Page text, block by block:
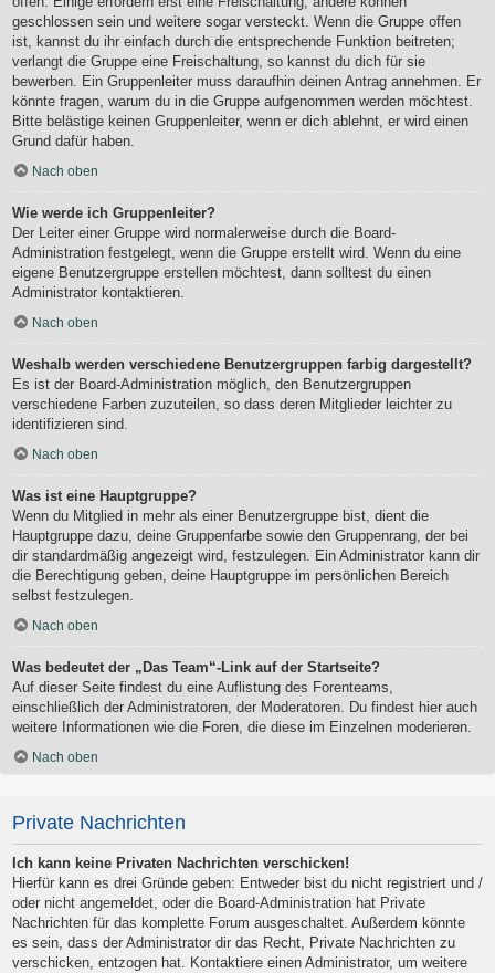
geschlossen sein und weitere sogar versteckt. Wenn die Gruppe offen
ist, kannst du ihr einfach durch die entsprechende Funktion beitreten;
verlangt die Gruppe eine Freischaltung, so kannst du dich für sie
bewerben. Ein Gruppenleiter muss daraufhin deinen Antrag annehmen. Er
könnte fragen, warum du in die Gruppe aufgenommen werden möchtest.
Bitte belästige keinen Gruppenleiter, wenn er dich ablehnt, er wird einen
Grund dafür haben.
Nach oben
Wie werde ich Gruppenleiter?
Der Leiter einer Gruppe wird normalerweise durch die Board-
Administration festgelegt, wenn die Gruppe erstellt wird. Wenn du eine
eigene Benutzergruppe erstellen möchtest, dann solltest du einen
Administrator kontaktieren.
Nach oben
Weshalb werden verschiedene Benutzergruppen farbig dargestellt?
Es ist der Board-Administration möglich, den Benutzergruppen
verschiedene Farben zuzuteilen, so dass deren Mitglieder leichter zu
identifizieren sind.
Nach oben
Was ist eine Hauptgruppe?
Wenn du Mitglied in mehr als einer Benutzergruppe bist, dient die
Hauptgruppe dazu, deine Gruppenfarbe sowie den Gruppenrang, der bei
dir standardmäßig angezeigt wird, festzulegen. Ein Administrator kann dir
die Berechtigung geben, deine Hauptgruppe im persönlichen Bereich
selbst festzulegen.
Nach oben
Was bedeutet der „Das Team“-Link auf der Startseite?
Auf dieser Seite findest du eine Auflistung des Forenteams,
einschließlich der Administratoren, der Moderatoren. Du findest hier auch
weitere Informationen wie die Foren, die diese im Einzelnen moderieren.
Nach oben
Private Nachrichten
Ich kann keine Privaten Nachrichten verschicken!
Hierfür kann es drei Gründe geben: Entweder bist du nicht registriert und /
oder nicht angemeldet, oder die Board-Administration hat Private
Nachrichten für das komplette Forum ausgeschaltet. Außerdem könnte
es sein, dass der Administrator dir das Recht, Private Nachrichten zu
verschicken, entzogen hat. Kontaktiere einen Administrator, um weitere